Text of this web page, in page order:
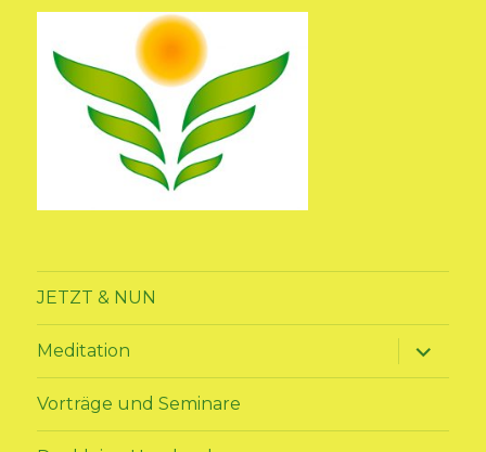
JETZT & NUN
Meditation
Vorträge und Seminare